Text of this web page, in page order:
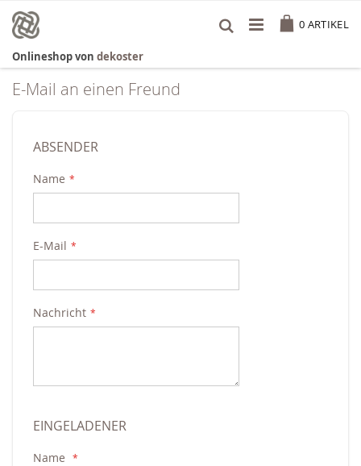
Inhalt
springen
0 ARTIKEL
Onlineshop von dekoster
E-Mail an einen Freund
ABSENDER
Name
E-Mail
Nachricht
EINGELADENER
Name